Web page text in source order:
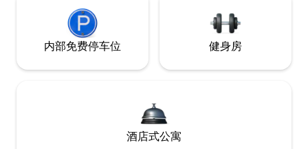
内部免费停车位 健身房
酒店式公寓